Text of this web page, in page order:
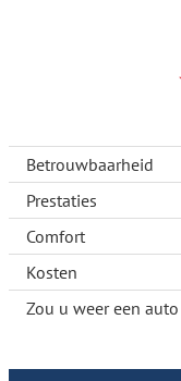
Betrouwbaarheid
Prestaties
Comfort
Kosten
Zou u weer een